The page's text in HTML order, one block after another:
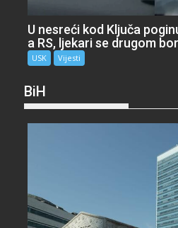
U nesreći kod Ključa
a RS, ljekari se drugom
USK Vijesti
BiH